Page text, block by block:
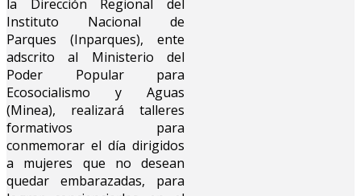
la Dirección Regional del
Instituto Nacional de
Parques (Inparques), ente
adscrito al Ministerio del
Poder Popular para
Ecosocialismo y Aguas
(Minea), realizará talleres
formativos para
conmemorar el día dirigidos
a mujeres que no desean
quedar embarazadas, para